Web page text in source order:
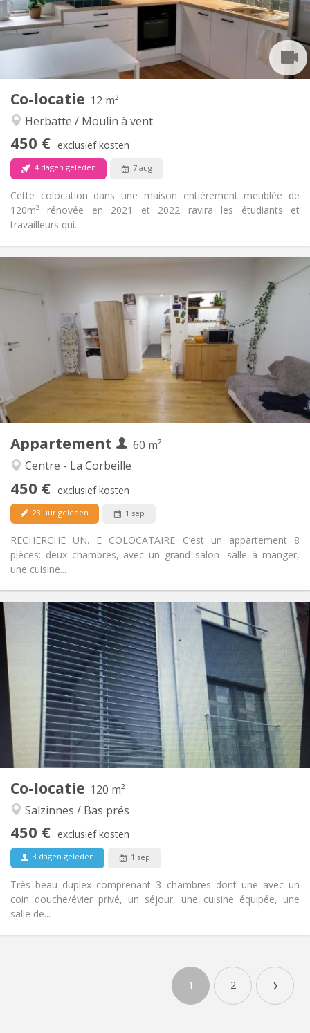
Co-locatie 12 m²
Herbatte / Moulin à vent
450 € exclusief kosten
4 dagen geleden 7 aug
Cette colocation dans une maison entièrement meublée de
120m² rénovée en 2021 et 2022 ravira les étudiants et
travailleurs qui...
Inrichting
Badkamer:
Keuken:
Gemeenschappelijk
Oppervlakte:
Private kamers:
1
Ernstig, rustig, gemeenschappelijk
Appartement
60 m²
Centre - La Corbeille
450 € exclusief kosten
23 uur geleden 1 sep
RECHERCHE UN. E COLOCATAIRE C’est un appartement 8
pièces: deux chambres, avec un grand salon- salle à manger,
une cuisine...
Praktische Informatie
Huur:
450 €
Kosten:
130 €
12 maanden
Domiciliëring:
Nee
Inrichting
Badkamer:
Gemeenschappelijk
Keuken:
Gemeenschappelijk
Oppervlakte:
60 m
Private kamers:
Co-locatie 120 m²
Salzinnes / Bas prés
450 € exclusief kosten
3 dagen geleden 1 sep
Très beau duplex comprenant 3 chambres dont une avec un
coin douche/évier privé, un séjour, une cuisine équipée, une
salle de...
Praktische Informatie
Huur:
450 €
Kosten:
50 €
Duur:
12 maanden
Domiciliëring:
Met voorwaarden
Inrichting
Badkamer:
Gemeenschappelijk
Keuken:
Gemeenschappelijk
Oppervlakte:
120 m
2
Private kamers:
3
Gemeenschappelijk, rustig, hartelijk
1 2 ›